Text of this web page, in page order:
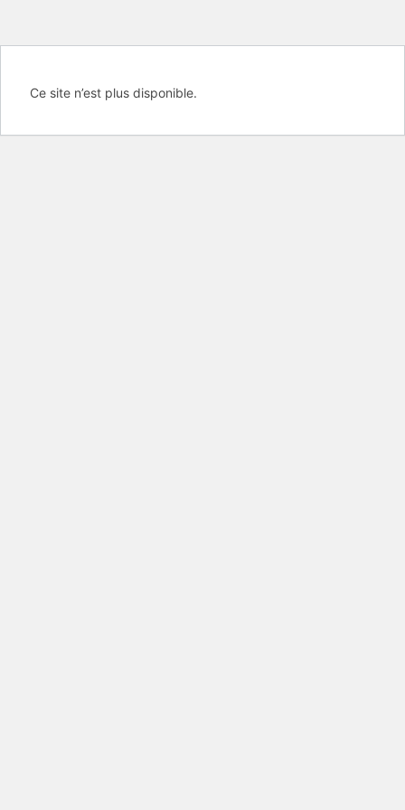
Ce site n’est plus disponible.